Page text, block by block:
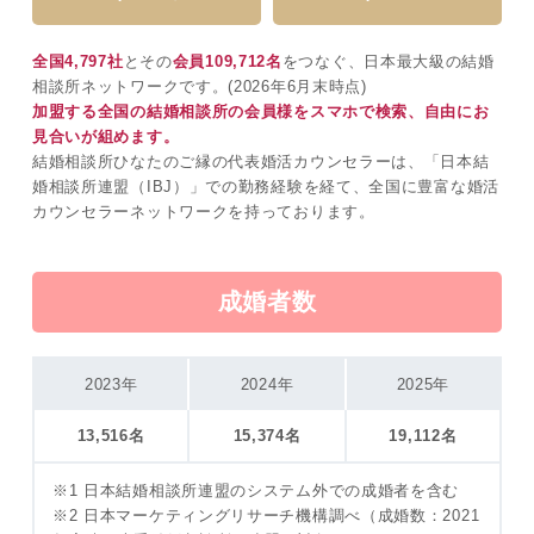
全国4,797社 とその会員109,712名 をつなぐ、日本最大級の結婚
相談所ネットワークです。(2026年6月末 時点)
加盟する全国の結婚相談所の会員様をスマホで検索、自由にお
見合いが組めます。
結婚相談所ひなたのご縁の代表婚活カウンセラーは、「日本結
婚相談所連盟（IBJ）」での勤務経験を経て、全国に豊富な婚活
カウンセラーネットワークを持っております。
成婚者数
2023年
13,516名
2024年
15,374名
2025年
19,112名
※1 日本結婚相談所連盟のシステム外での成婚者を含む
※2 日本マーケティングリサーチ機構調べ（成婚数：2021